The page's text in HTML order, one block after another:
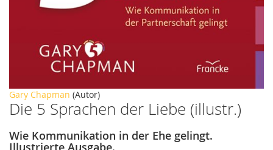
Gary Chapman (Autor)
Die 5 Sprachen der Liebe (illustr.)
Wie Kommunikation in der Ehe gelingt.
Zum
Anfang
der
Bildergalerie
springen